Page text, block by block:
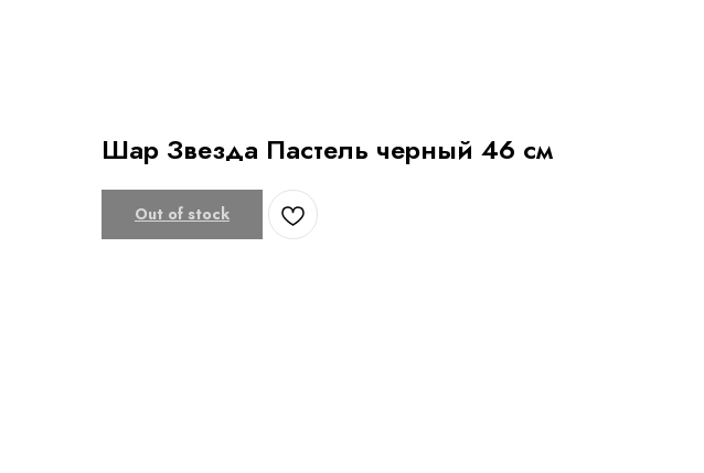
Шар Звезда Пастель черный 46 см
Out of stock